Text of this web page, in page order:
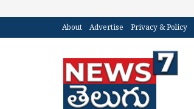
About Advertise Privacy & Policy